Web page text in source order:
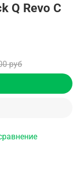
Q Revo C
руб